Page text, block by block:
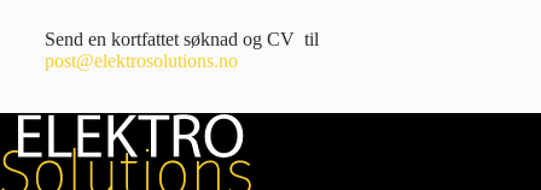
Send en kortfattet søknad og CV til
post@elektrosolutions.no